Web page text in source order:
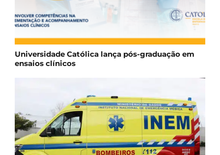
Universidade Católica lança pós-graduação em
ensaios clínicos